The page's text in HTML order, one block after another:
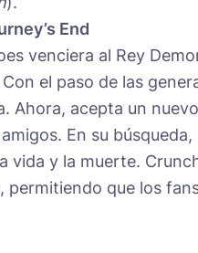
End
venciera al Rey
el paso de las
Ahora, acepta un
En su
vida y la muerte.
permitiendo que los